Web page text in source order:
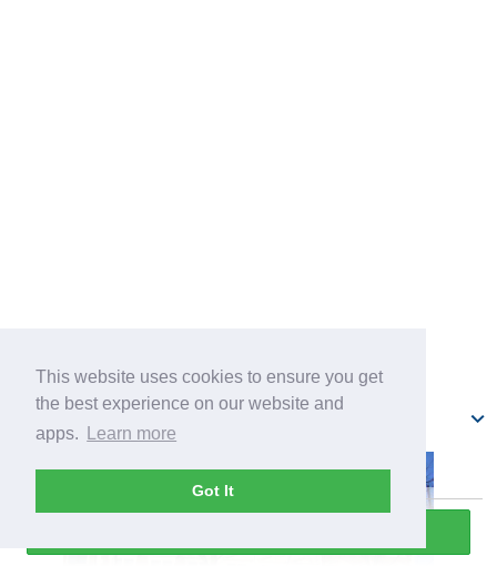
This website uses cookies to ensure you get
the best experience on our website and
apps.
Learn more
Got It
Фейверхоф